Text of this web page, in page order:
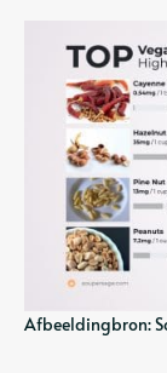
Afbeeldingbron: